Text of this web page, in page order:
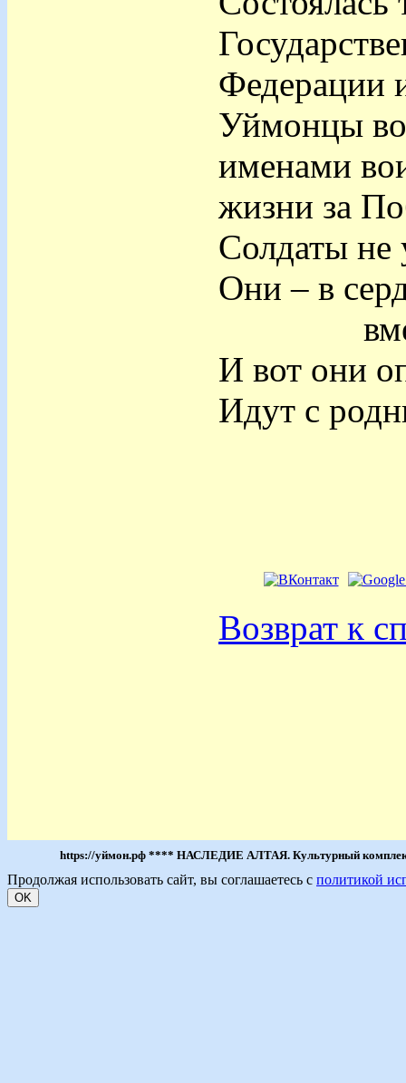
Федерации
Уймонцы
именами
жизни за
Солдаты не
Они – в
И вот они
Идут с
Возврат к
https://уймон.рф **** НАСЛЕДИЕ АЛТАЯ. Культурный комплекс
Продолжая использовать сайт, вы соглашаетесь с политикой
OK